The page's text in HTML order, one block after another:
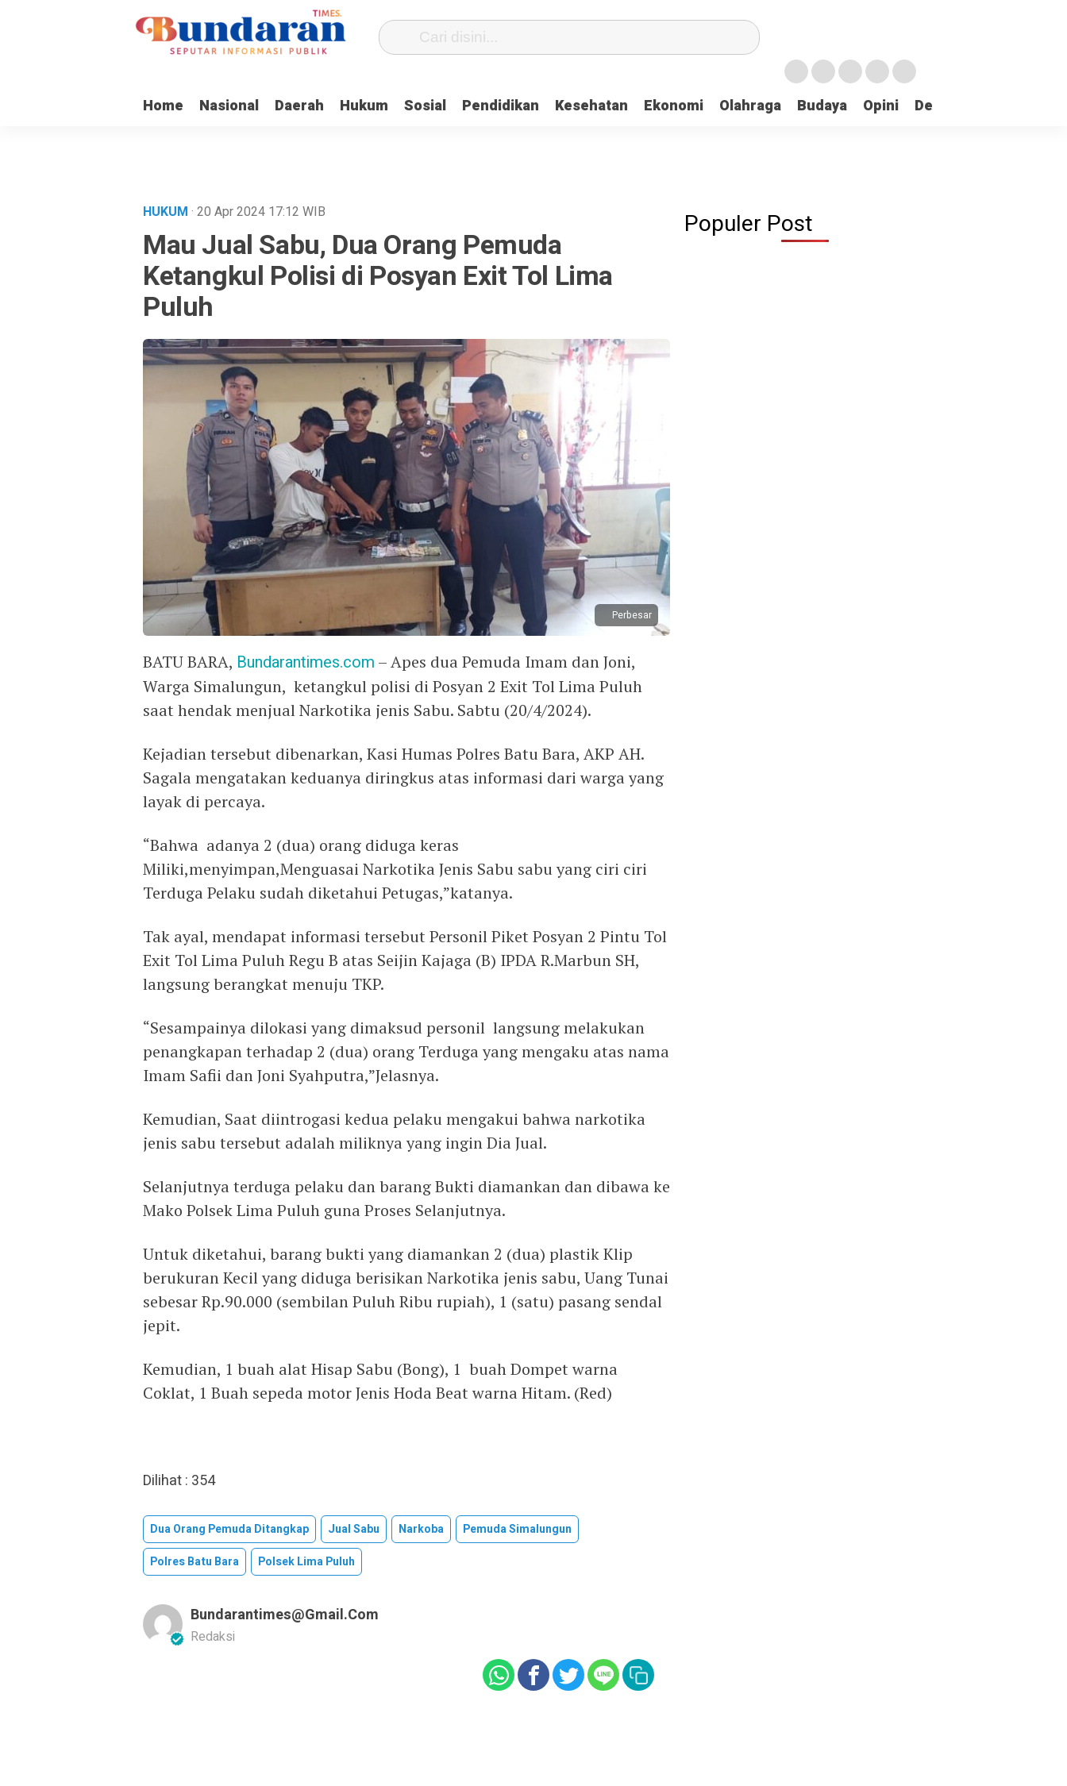
Home Nasional Daerah Hukum Sosial Pendidikan Kesehatan Ekonomi Olahraga Budaya Opini Demokrasi
HUKUM · 20 Apr 2024 17:12 WIB
Mau Jual Sabu, Dua Orang Pemuda
Ketangkul Polisi di Posyan Exit Tol Lima
Puluh
Perbesar
BATU BARA, Bundarantimes.com – Apes dua Pemuda Imam dan Joni,
Warga Simalungun, ketangkul polisi di Posyan 2 Exit Tol Lima Puluh
saat hendak menjual Narkotika jenis Sabu. Sabtu (20/4/2024).
Kejadian tersebut dibenarkan, Kasi Humas Polres Batu Bara, AKP AH.
Sagala mengatakan keduanya diringkus atas informasi dari warga yang
layak di percaya.
“Bahwa adanya 2 (dua) orang diduga keras
Miliki,menyimpan,Menguasai Narkotika Jenis Sabu sabu yang ciri ciri
Terduga Pelaku sudah diketahui Petugas,”katanya.
Tak ayal, mendapat informasi tersebut Personil Piket Posyan 2 Pintu Tol
Exit Tol Lima Puluh Regu B atas Seijin Kajaga (B) IPDA R.Marbun SH,
langsung berangkat menuju TKP.
“Sesampainya dilokasi yang dimaksud personil langsung melakukan
penangkapan terhadap 2 (dua) orang Terduga yang mengaku atas nama
Imam Safii dan Joni Syahputra,”Jelasnya.
Kemudian, Saat diintrogasi kedua pelaku mengakui bahwa narkotika
jenis sabu tersebut adalah miliknya yang ingin Dia Jual.
Selanjutnya terduga pelaku dan barang Bukti diamankan dan dibawa ke
Mako Polsek Lima Puluh guna Proses Selanjutnya.
Untuk diketahui, barang bukti yang diamankan 2 (dua) plastik Klip
berukuran Kecil yang diduga berisikan Narkotika jenis sabu, Uang Tunai
sebesar Rp.90.000 (sembilan Puluh Ribu rupiah), 1 (satu) pasang sendal
jepit.
Kemudian, 1 buah alat Hisap Sabu (Bong), 1 buah Dompet warna
Coklat, 1 Buah sepeda motor Jenis Hoda Beat warna Hitam. (Red)
Dilihat : 354
Dua Orang Pemuda Ditangkap Jual Sabu Narkoba
Pemuda Simalungun
Polres Batu Bara
Polsek Lima Puluh
Bundarantimes@gmail.com
Redaksi
Populer Post